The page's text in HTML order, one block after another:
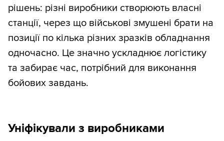
рішень: різні виробники створюють власні
станції, через що військові змушені брати на
позиції по кілька різних зразків обладнання
одночасно. Це значно ускладнює логістику
та забирає час, потрібний для виконання
бойових завдань.
Уніфікували з виробниками